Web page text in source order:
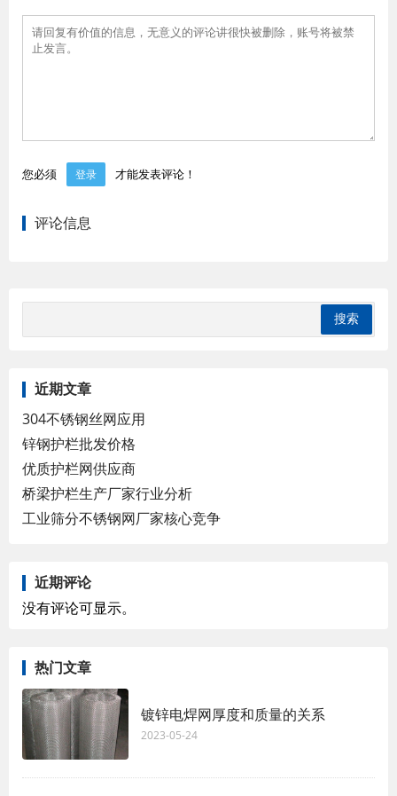
您必须 登录 才能发表评论！
评论信息
近期文章
304不锈钢丝网应用
锌钢护栏批发价格
优质护栏网供应商
桥梁护栏生产厂家行业分析
工业筛分不锈钢网厂家核心竞争
近期评论
没有评论可显示。
热门文章
镀锌电焊网厚度和质量的关系
2023-05-24